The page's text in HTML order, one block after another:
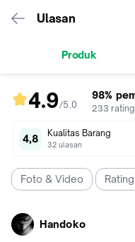
Ulasan
Produk
4.9/5.0
rating
4.9
5
98%
233 rating
4,8 Kualitas Barang
32 ulasan
Foto & Video Rating
Handoko